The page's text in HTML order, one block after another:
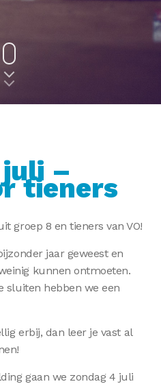
–
tieners
groep 8 en tieners van VO!
jaar geweest en
kunnen ontmoeten.
sluiten hebben we een
erbij, dan leer je vast al
gaan we zondag 4 juli